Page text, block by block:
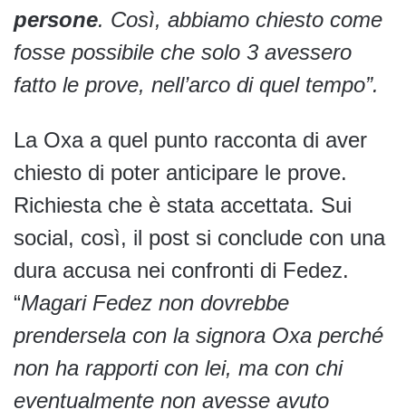
persone. Così, abbiamo chiesto come
fosse possibile che solo 3 avessero
fatto le prove, nell’arco di quel tempo”.
La Oxa a quel punto racconta di aver
chiesto di poter anticipare le prove.
Richiesta che è stata accettata. Sui
social, così, il post si conclude con una
dura accusa nei confronti di Fedez.
“Magari Fedez non dovrebbe
prendersela con la signora Oxa perché
non ha rapporti con lei, ma con chi
eventualmente non avesse avuto